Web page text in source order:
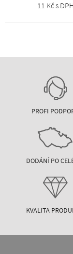
11 Kč s DPH
PROFI
DODÁNÍ PO
KVALITA